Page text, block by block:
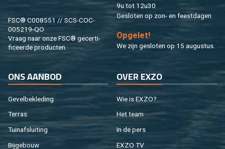
FSC® C008551 // SCS-COC-
005219-QO
Vraag naar onze FSC® ge­cer­ti­
fi­ceer­de pro­duc­ten.
9u tot 12u30
Ge­slo­ten op zon- en feest­da­gen
Op­ge­let!
We zijn ge­slo­ten op 15 au­gus­tus.
ONS AAN­BOD
Ge­vel­be­kle­ding
Ter­ras
Tuin­af­slui­ting
Bij­ge­bouw
OVER EXZO
Wie is EXZO?
Het team
In de pers
EXZO TV